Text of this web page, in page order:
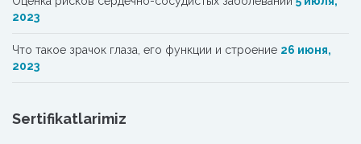
2023
Что такое зрачок глаза, его функции и строение 26 июня,
2023
Sertifikatlarimiz